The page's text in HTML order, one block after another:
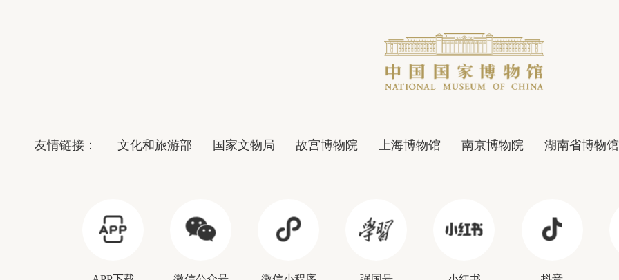
友情链接： 文化和旅游部 国家文物局 故宫博物院 上海博物馆 南京博物院 湖南省博物馆